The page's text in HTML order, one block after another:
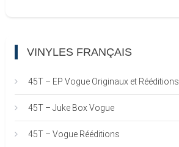
VINYLES FRANÇAIS
45T – EP Vogue Originaux et Rééditions
45T – Juke Box Vogue
45T – Vogue Rééditions